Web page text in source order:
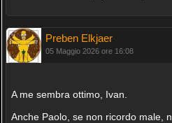
Preben Elkjaer
05 Maggio 2026 ore 16:08
A me sembra ottimo, Ivan.
Anche Paolo, se non ricordo male,